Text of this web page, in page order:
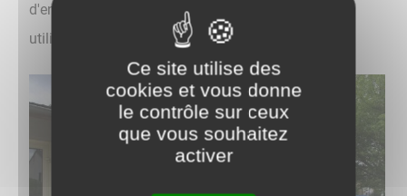
d'entrainement et un club house.Ces terrains sont
utilisés par le TC Chassagne-Montrachet
Ce site utilise des
cookies et vous donne
le contrôle sur ceux
que vous souhaitez
activer